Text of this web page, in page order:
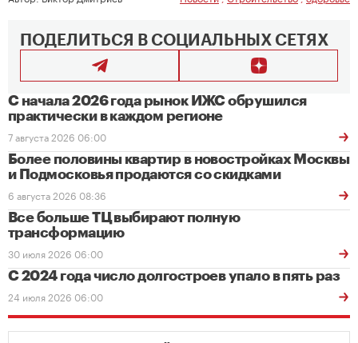
ПОДЕЛИТЬСЯ В СОЦИАЛЬНЫХ СЕТЯХ
С начала 2026 года рынок ИЖС обрушился
практически в каждом регионе
7 августа 2026 06:00
Более половины квартир в новостройках Москвы
и Подмосковья продаются со скидками
6 августа 2026 08:36
Все больше ТЦ выбирают полную
трансформацию
30 июля 2026 06:00
С 2024 года число долгостроев упало в пять раз
24 июля 2026 06:00